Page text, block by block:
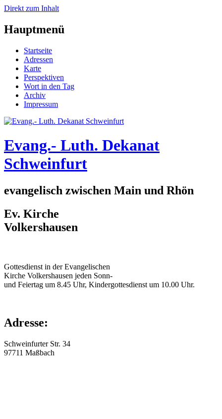
Direkt zum Inhalt
Hauptmenü
Startseite
Adressen
Karte
Perspektiven
Wort in den Tag
Archiv
Impressum
Evang.- Luth. Dekanat
Schweinfurt
evangelisch zwischen Main und Rhön
Ev. Kirche
Volkershausen
Gottesdienst in der Evangelischen
Kirche Volkershausen jeden Sonn-
und Feiertag um 8.45 Uhr, Kindergottesdienst um 10.00 Uhr.
Adresse:
Schweinfurter Str. 34
97711 Maßbach